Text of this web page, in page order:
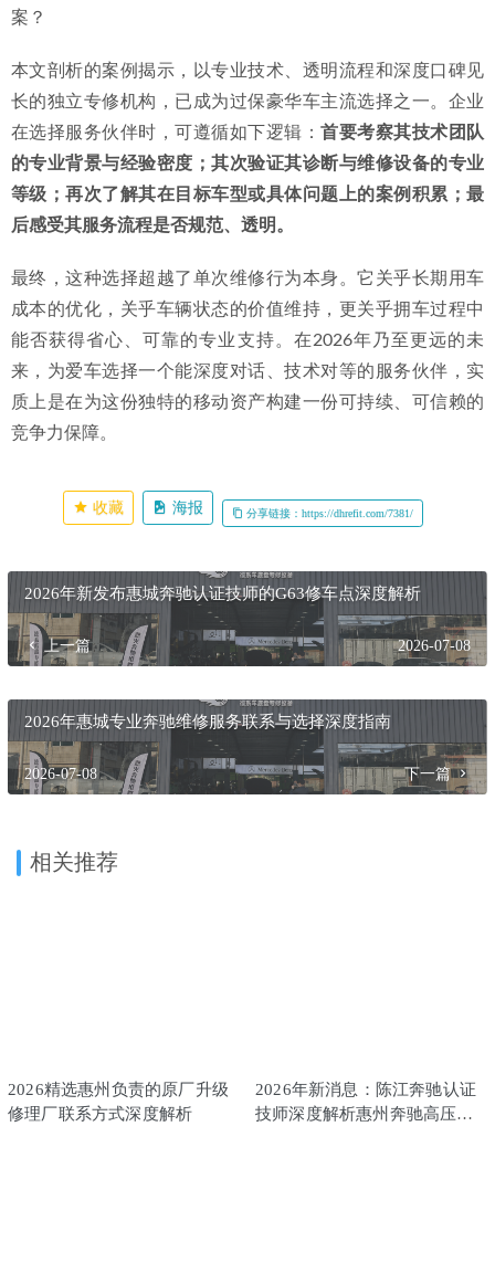
案？
本文剖析的案例揭示，以专业技术、透明流程和深度口碑见
长的独立专修机构，已成为过保豪华车主流选择之一。企业
在选择服务伙伴时，可遵循如下逻辑：首要考察其技术团队
的专业背景与经验密度；其次验证其诊断与维修设备的专业
等级；再次了解其在目标车型或具体问题上的案例积累；最
后感受其服务流程是否规范、透明。
最终，这种选择超越了单次维修行为本身。它关乎长期用车
成本的优化，关乎车辆状态的价值维持，更关乎拥车过程中
能否获得省心、可靠的专业支持。在2026年乃至更远的未
来，为爱车选择一个能深度对话、技术对等的服务伙伴，实
质上是在为这份独特的移动资产构建一份可持续、可信赖的
竞争力保障。
收藏 海报 分享链接：https://dhrefit.com/7381/
2026年新发布惠城奔驰认证技师的G63修车点深度解析
上一篇 2026-07-08
2026年惠城专业奔驰维修服务联系与选择深度指南
2026-07-08 下一篇
相关推荐
2026精选惠州负责的原厂升级
修理厂联系方式深度解析
2026年新消息：陈江奔驰认证
技师深度解析惠州奔驰高压油